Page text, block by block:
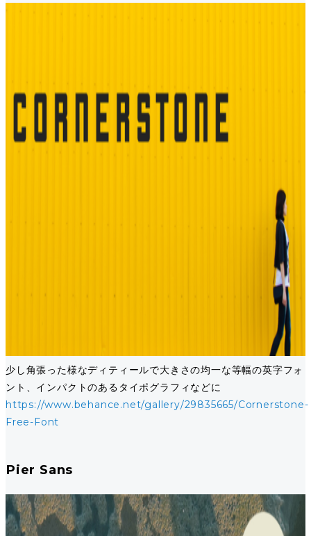
少し角張った様なディティールで大きさの均一な等幅の英字フォ
ント、インパクトのあるタイポグラフィなどに
https://www.behance.net/gallery/29835665/Cornerstone-
Free-Font
Pier Sans